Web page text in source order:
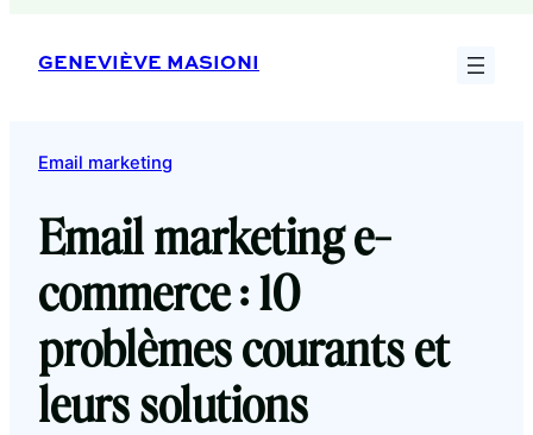
GENEVIÈVE MASIONI
Email marketing
Email marketing e-
commerce : 10
problèmes courants et
leurs solutions